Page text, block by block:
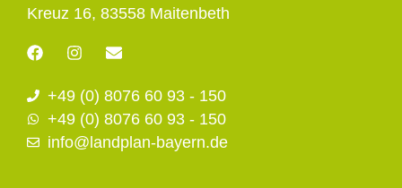
Kreuz 16, 83558 Maitenbeth
F
a
e
b
o
o
I
n
t
a
g
r
E
e
l
o
p
+49 (0) 8076 60 93 - 150
+49 (0) 8076 60 93 - 150
info@landplan-bayern.de